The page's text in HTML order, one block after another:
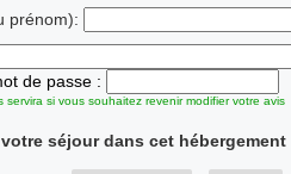
prénom):
de passe :
servira si vous souhaitez revenir modifier votre avis
séjour dans cet hébergement